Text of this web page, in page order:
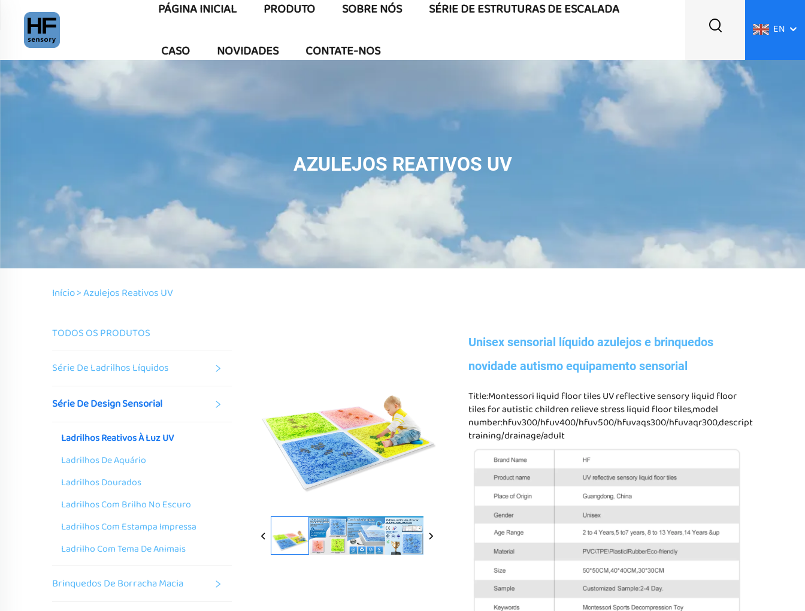
PÁGINA INICIAL PRODUTO SOBRE NÓS SÉRIE DE ESTRUTURAS DE ESCALADA
CASO NOVIDADES CONTATE-NOS
EN
AZULEJOS REATIVOS UV
Início >Azulejos Reativos UV
TODOS OS PRODUTOS
Série De Ladrilhos Líquidos
Série De Design Sensorial
Ladrilhos Reativos À Luz UV
Ladrilhos De Aquário
Ladrilhos Dourados
Ladrilhos Com Brilho No Escuro
Ladrilhos Com Estampa Impressa
Ladrilho Com Tema De Animais
Brinquedos De Borracha Macia
Unisex sensorial líquido azulejos e brinquedos
novidade autismo equipamento sensorial
Title:Montessori liquid floor tiles UV reflective sensory liquid floor
tiles for autistic children relieve stress liquid floor tiles,model
number:hfuv300/hfuv400/hfuv500/hfuvaqs300/hfuvaqr300,description:indoor/
training/drainage/adult